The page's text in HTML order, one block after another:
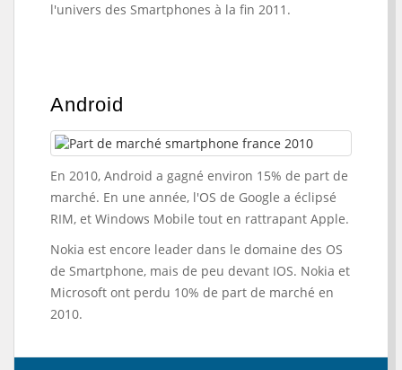
l'univers des Smartphones à la fin 2011.
Android
En 2010, Android a gagné environ 15% de part de
marché. En une année, l'OS de Google a éclipsé
RIM, et Windows Mobile tout en rattrapant Apple.
Nokia est encore leader dans le domaine des OS
de Smartphone, mais de peu devant IOS. Nokia et
Microsoft ont perdu 10% de part de marché en
2010.